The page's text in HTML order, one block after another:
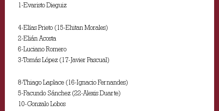
1-Evaristo Dieguiz
4-Elías Prieto (15-Ehitan Morales)
2-Elián Acosta
6-Luciano Romero
3-Tomás López (17-Javier Pascual)
8-Thiago Laplace (16-Ignacio Fernandes)
5-Facundo Sánchez (22-Alexis Duarte)
10-Gonzalo Lobos